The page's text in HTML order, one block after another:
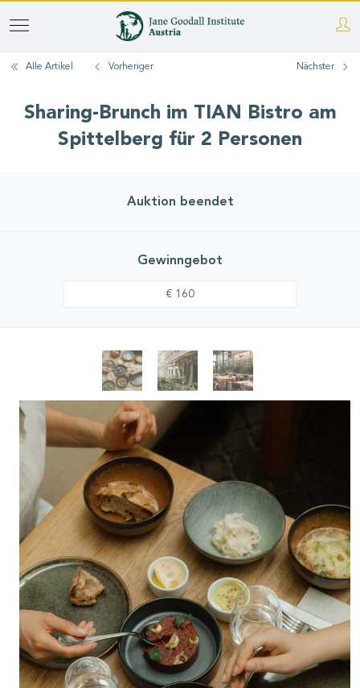
Direkt
InhaltAlle Artikel Vorheriger Nächster
Sharing-Brunch im TIAN Bistro am
Spittelberg für 2 Personen
Auktion beendet
Gewinngebot
€ 160